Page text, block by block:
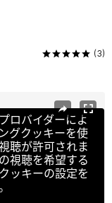
(3)
ロバイダーによ
グクッキーを使
聴が許可されま
視聴を希望する
ッキーの設定を